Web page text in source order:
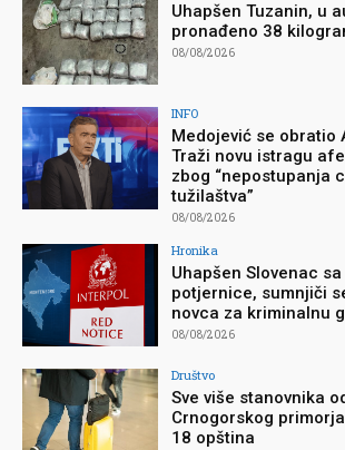
Uhapšen Tuzanin, u
pronađeno 38
08/08/2026
INFO
Medojević se obratio
Traži novu istragu
zbog “nepostupanja
tužilaštva”
08/08/2026
Hronika
Uhapšen Slovenac
potjernice, sumnjiči
novca za kriminalnu
08/08/2026
Društvo
Sve više stanovnika
Crnogorskog
18 opština